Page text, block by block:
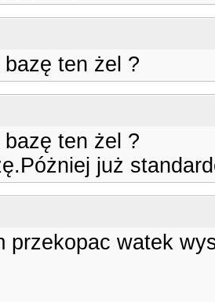
ten żel ?
ten żel ?
już
przekopac watek